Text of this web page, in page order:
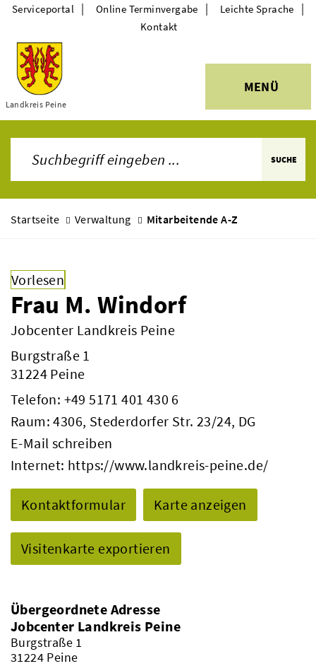
Themen
Landkreis Peine
MENÜ
Serviceportal | Online Terminvergabe | Leichte Sprache |
Kontakt
SUCHE
Startseite Verwaltung Mitarbeitende A-Z
Vorlesen
Frau M. Windorf
Jobcenter Landkreis Peine
Burgstraße 1
31224 Peine
Telefon: +49 5171 401 430 6
Raum: 4306, Stederdorfer Str. 23/24, DG
E-Mail schreiben
Internet: https://www.landkreis-peine.de/
Kontaktformular Karte anzeigen
Visitenkarte exportieren
Übergeordnete Adresse
Jobcenter Landkreis Peine
Burgstraße 1
31224 Peine